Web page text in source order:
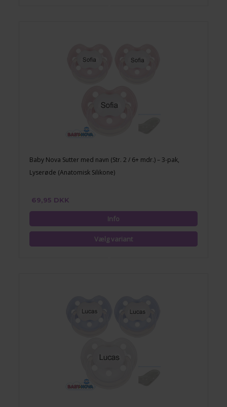
Baby Nova Sutter med navn (Str. 2 / 6+ mdr.) – 3-pak,
Lyserøde (Anatomisk Silikone)
69,95 DKK